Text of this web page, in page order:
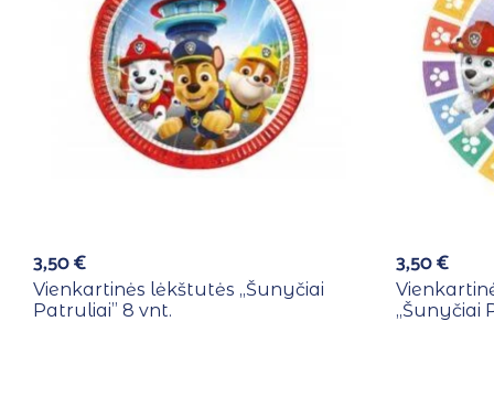
3,50€
Vienkartinės lėkštutės ,,Šunyčiai
Patruliai” 8 vnt.
3,50€
,,Šunyčiai